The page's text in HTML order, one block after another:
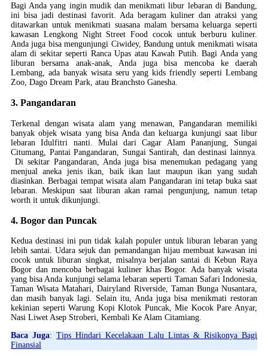
Bagi Anda yang ingin mudik dan menikmati libur lebaran di Bandung,
ini bisa jadi destinasi favorit. Ada beragam kuliner dan atraksi yang
ditawarkan untuk menikmati suasana malam bersama keluarga seperti
kawasan Lengkong Night Street Food cocok untuk berburu kuliner.
Anda juga bisa mengunjungi Ciwidey, Bandung untuk menikmati wisata
alam di sekitar seperti Ranca Upas atau Kawah Putih. Bagi Anda yang
liburan bersama anak-anak, Anda juga bisa mencoba ke daerah
Lembang, ada banyak wisata seru yang kids friendly seperti Lembang
Zoo, Dago Dream Park, atau Branchsto Ganesha.
3. Pangandaran
Terkenal dengan wisata alam yang menawan, Pangandaran memiliki
banyak objek wisata yang bisa Anda dan keluarga kunjungi saat libur
lebaran Idulfitri nanti. Mulai dari Cagar Alam Pananjung, Sungai
Citumang, Pantai Pangandaran, Sungai Santirah, dan destinasi lainnya.
Di sekitar Pangandaran, Anda juga bisa menemukan pedagang yang
menjual aneka jenis ikan, baik ikan laut maupun ikan yang sudah
diasinkan. Berbagai tempat wisata alam Pangandaran ini tetap buka saat
lebaran. Meskipun saat liburan akan ramai pengunjung, namun tetap
worth it untuk dikunjungi.
4. Bogor dan Puncak
Kedua destinasi ini pun tidak kalah populer untuk liburan lebaran yang
lebih santai. Udara sejuk dan pemandangan hijau membuat kawasan ini
cocok untuk liburan singkat, misalnya berjalan santai di Kebun Raya
Bogor dan mencoba berbagai kuliner khas Bogor. Ada banyak wisata
yang bisa Anda kunjungi selama lebaran seperti Taman Safari Indonesia,
Taman Wisata Matahari, Dairyland Riverside, Taman Bunga Nusantara,
dan masih banyak lagi. Selain itu, Anda juga bisa menikmati restoran
kekinian seperti Warung Kopi Klotok Puncak, Mie Kocok Pare Anyar,
Nasi Liwet Asep Stroberi, Kembali Ke Alam Citamiang.
Baca Juga:Tips Hindari Kecelakaan Lalu Lintas & Risikonya Bagi
Finansial